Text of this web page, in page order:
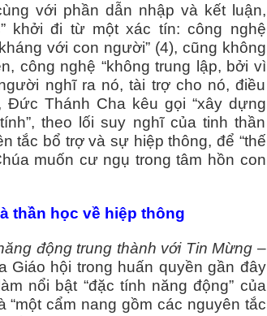
với phần dẫn nhập và kết luận,
khởi đi từ một xác tín: công nghệ
với con người” (4), cũng không
công nghệ “không trung lập, bởi vì
nghĩ ra nó, tài trợ cho nó, điều
Thánh Cha kêu gọi “xây dựng
theo lối suy nghĩ của tinh thần
tắc bổ trợ và sự hiệp thông, để “thế
muốn cư ngụ trong tâm hồn con
thần học về hiệp thông
động trung thành với Tin Mừng –
Giáo hội trong huấn quyền gần đây
nổi bật “đặc tính năng động” của
“một cẩm nang gồm các nguyên tắc